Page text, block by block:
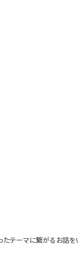
ーマに繋がるお話を